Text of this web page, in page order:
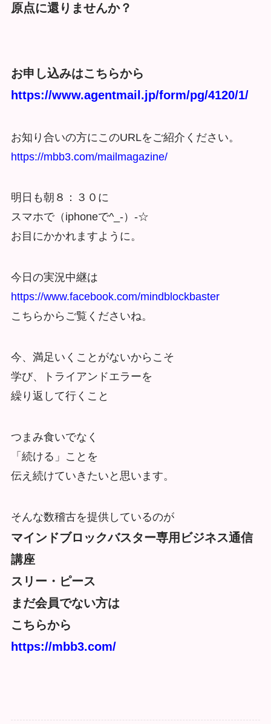
原点に還りませんか？
お申し込みはこちらから
https://www.agentmail.jp/form/pg/4120/1/
お知り合いの方にこのURLをご紹介ください。
https://mbb3.com/mailmagazine/
明日も朝８：３０に
スマホで（iphoneで^_-）-☆
お目にかかれますように。
今日の実況中継は
https://www.facebook.com/mindblockbaster
こちらからご覧くださいね。
今、満足いくことがないからこそ
学び、トライアンドエラーを
繰り返して行くこと
つまみ食いでなく
「続ける」ことを
伝え続けていきたいと思います。
そんな数稽古を提供しているのが
マインドブロックバスター専用ビジネス通信
講座
スリー・ピース
まだ会員でない方は
こちらから
https://mbb3.com/